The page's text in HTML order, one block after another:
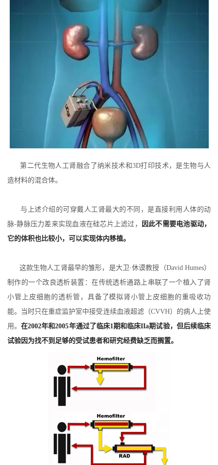
第二代生物人工肾融合了纳米技术和3D打印技术，是生物与人
造材料的混合体。
与上述介绍的可穿戴人工肾最大的不同，是直接利用人体的动
脉-静脉压力差来实现血液在硅芯片上滤过，
因此不需要电池驱动，
它的体积也比较小，可以实现体内移植。
这款生物人工肾最早的雏形，是大卫·休谟教授（David Humes）
制作的一个改良透析装置：在传统透析通路上串联了一个植入了肾
小管上皮细胞的透析管，具备了模拟肾小管上皮细胞的重吸收功
能。当时只在重症监护室中接受连续血液超滤（CVVH）的病人上使
用。在2002年和2005年通过了临床1期和临床IIa期试验，但后续临床
试验因为找不到足够的受试患者和研究经费缺乏而搁置。